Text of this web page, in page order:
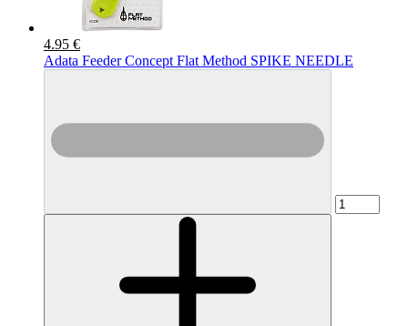
4.95 €
Adata Feeder Concept Flat Method SPIKE NEEDLE